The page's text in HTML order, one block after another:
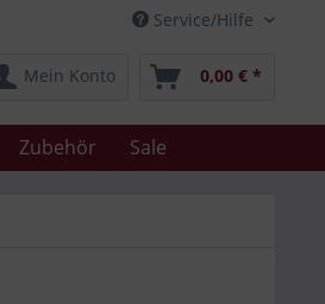
Service/Hilfe
Mein Konto 0,00 € *
Zubehör Sale